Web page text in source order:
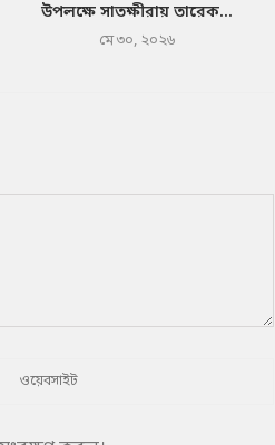
উপলক্ষে সাতক্ষীরায় তারেক...
মে ৩০, ২০২৬